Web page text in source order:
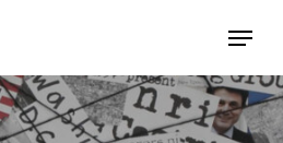
Menu